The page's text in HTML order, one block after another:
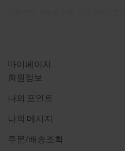
마이페이지
회원정보
나의 포인트
나의 메시지
주문/배송조회